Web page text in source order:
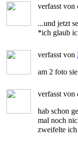
verfasst von
...und jetzt
*ich glaub
verfasst von
am 2 foto
verfasst von
hab schon
mal noch
zweifelte ich